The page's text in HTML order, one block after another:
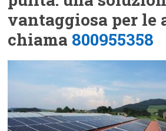
vantaggiosa per le
chiama 800955358